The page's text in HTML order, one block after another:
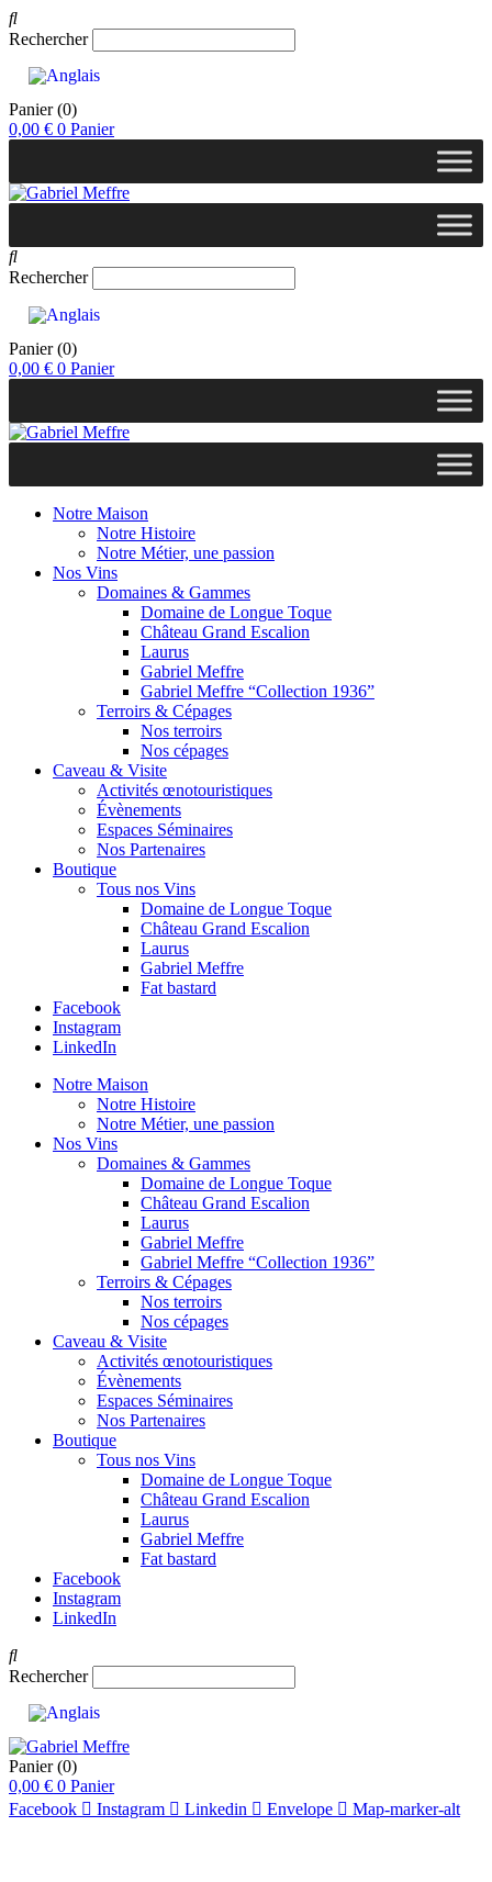
Rechercher
Panier (0)
0,00 € 0 Panier
Rechercher
Panier (0)
0,00 € 0 Panier
Notre Maison
Notre Histoire
Notre Métier, une passion
Nos Vins
Domaines & Gammes
Domaine de Longue Toque
Château Grand Escalion
Laurus
Gabriel Meffre
Gabriel Meffre “Collection 1936”
Terroirs & Cépages
Nos terroirs
Nos cépages
Caveau & Visite
Activités œnotouristiques
Évènements
Espaces Séminaires
Nos Partenaires
Boutique
Tous nos Vins
Domaine de Longue Toque
Château Grand Escalion
Laurus
Gabriel Meffre
Fat bastard
Facebook
Instagram
LinkedIn
Notre Maison
Notre Histoire
Notre Métier, une passion
Nos Vins
Domaines & Gammes
Domaine de Longue Toque
Château Grand Escalion
Laurus
Gabriel Meffre
Gabriel Meffre “Collection 1936”
Terroirs & Cépages
Nos terroirs
Nos cépages
Caveau & Visite
Activités œnotouristiques
Évènements
Espaces Séminaires
Nos Partenaires
Boutique
Tous nos Vins
Domaine de Longue Toque
Château Grand Escalion
Laurus
Gabriel Meffre
Fat bastard
Facebook
Instagram
LinkedIn
Rechercher
Panier (0)
0,00 € 0 Panier
Facebook
Instagram Linkedin Envelope Map-marker-alt